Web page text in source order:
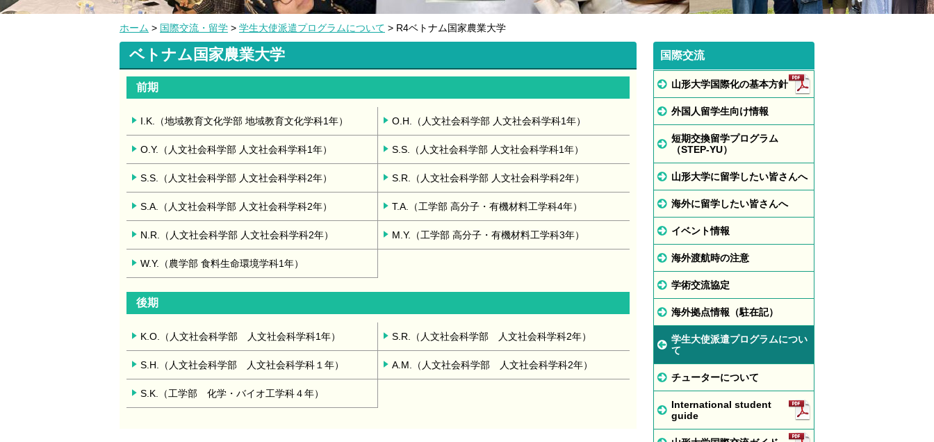
ホーム > 国際交流・留学 > 学生大使派遣プログラムについて > R4ベトナム国家農業大学
ベトナム国家農業大学
前期
I.K.（地域教育文化学部 地域教育文化学科1年） O.H.（人文社会科学部 人文社会科学科1年）
O.Y.（人文社会科学部 人文社会科学科1年） S.S.（人文社会科学部 人文社会科学科1年）
S.S.（人文社会科学部 人文社会科学科2年） S.R.（人文社会科学部 人文社会科学科2年）
S.A.（人文社会科学部 人文社会科学科2年） T.A.（工学部 高分子・有機材料工学科4年）
N.R.（人文社会科学部 人文社会科学科2年） M.Y.（工学部 高分子・有機材料工学科3年）
W.Y.（農学部 食料生命環境学科1年）
後期
K.O.（人文社会科学部 人文社会科学科1年） S.R.（人文社会科学部 人文社会科学科2年）
S.H.（人文社会科学部 人文社会科学科１年） A.M.（人文社会科学部 人文社会科学科2年）
S.K.（工学部 化学・バイオ工学科４年）
国際交流
山形大学国際化の基本方針
外国人留学生向け情報
短期交換留学プログラム
（STEP-YU）
山形大学に留学したい皆さんへ
海外に留学したい皆さんへ
イベント情報
海外渡航時の注意
学術交流協定
海外拠点情報（駐在記）
学生大使派遣プログラムについ
て
チューターについて
International student
guide